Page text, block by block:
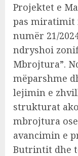
Projektet e
pas miratimit
numër 21/
ndryshoi
Mbrojtura”.
mëparshme
lejimin e
strukturat
mbrojtura
avancimin e
Butrintit dhe